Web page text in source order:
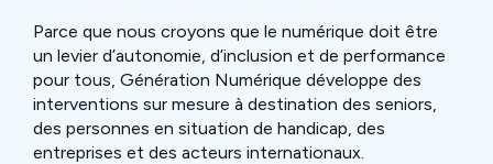
Parce que nous croyons que le numérique doit être
un levier d’autonomie, d’inclusion et de performance
pour tous, Génération Numérique développe des
interventions sur mesure à destination des seniors,
des personnes en situation de handicap, des
entreprises et des acteurs internationaux.